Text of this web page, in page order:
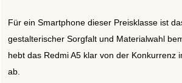
Für ein Smartphone dieser Preisklasse ist
gestalterischer Sorgfalt und Materialwahl
hebt das Redmi A5 klar von der Konkurrenz
ab.